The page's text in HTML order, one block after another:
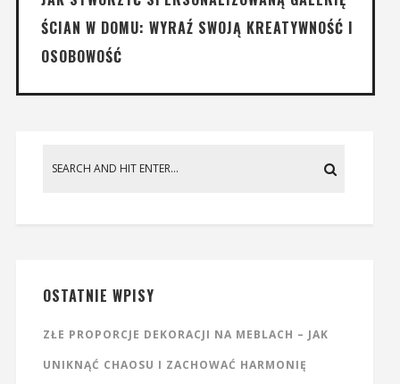
ŚCIAN W DOMU: WYRAŹ SWOJĄ KREATYWNOŚĆ I
OSOBOWOŚĆ
OSTATNIE WPISY
ZŁE PROPORCJE DEKORACJI NA MEBLACH – JAK
UNIKNĄĆ CHAOSU I ZACHOWAĆ HARMONIĘ